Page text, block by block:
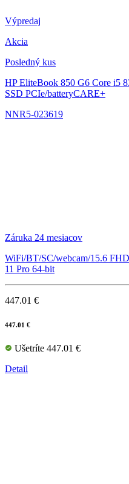
Výpredaj
Akcia
Posledný kus
HP EliteBook 850 G6 Core i5
SSD PCIe/batteryCARE+
NNR5-023619
Záruka 24 mesiacov
WiFi/BT/SC/webcam/15.6
11 Pro 64-bit
447.01 €
447.01 €
Ušetríte 447.01 €
Detail